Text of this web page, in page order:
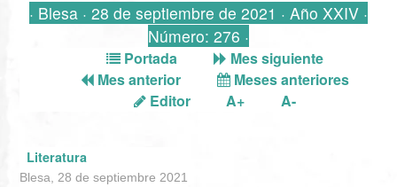
· Blesa · 28 de septiembre de 2021 · Año XXIV ·
Número: 276 ·
Portada
Mes siguiente
Mes anterior
Meses anteriores
Editor
A+ A-
Literatura
Blesa, 28 de septiembre 2021